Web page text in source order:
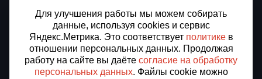
ООО «СТ-ПЛЮС»
ИНН/КПП 7716912875/773301001
ОГРН 1187746509994
Москва, Пресненская набережная, д.12, этаж 67, офис 22
Тел.:8 (800) 505-97-07
Для улучшения работы мы можем собирать
данные, используя cookies и сервис
Яндекс.Метрика. Это соответствует политикев
отношении персональных данных. Продолжая
работу на сайте вы даёте согласие на обработку
персональных данных. Файлы cookie можно